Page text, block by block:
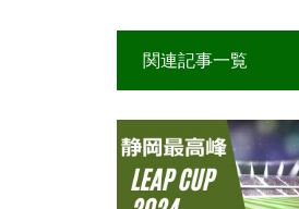
関連記事一覧